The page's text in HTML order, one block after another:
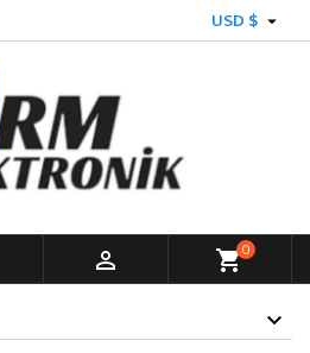
USD $ 
 shopping_cart0